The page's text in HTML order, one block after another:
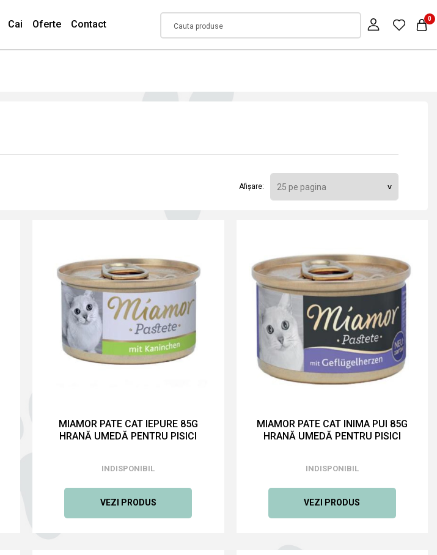
Cai Oferte Contact 0
Afișare:
MIAMOR PATE CAT IEPURE 85G
HRANĂ UMEDĂ PENTRU PISICI
INDISPONIBIL
VEZI PRODUS
MIAMOR PATE CAT INIMA PUI 85G
HRANĂ UMEDĂ PENTRU PISICI
INDISPONIBIL
VEZI PRODUS